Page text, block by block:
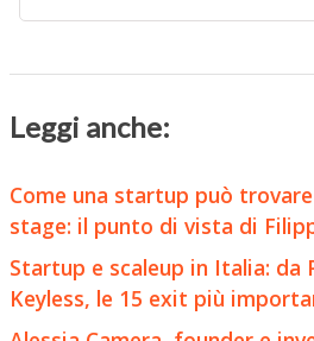
Leggi anche:
Come una startup può
stage: il punto di vista di
Startup e scaleup in Italia: da
Keyless, le 15 exit più